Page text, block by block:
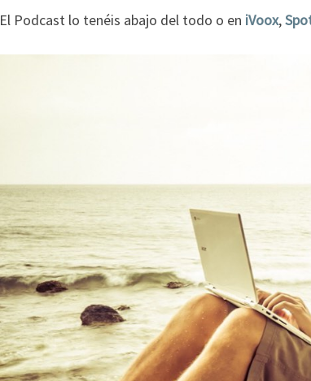
El Podcast lo tenéis abajo del todo o en iVoox,